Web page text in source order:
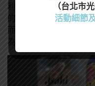
利口酒的話要注意挑選
的。但利口酒的變化就
而且對於酒鬼來說，酒
為？利口酒調法適合喜
（台北市
活動細節